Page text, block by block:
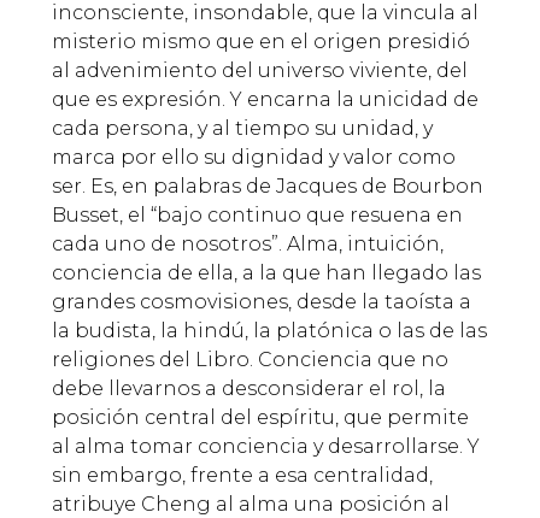
inconsciente, insondable, que la vincula al
misterio mismo que en el origen presidió
al advenimiento del universo viviente, del
que es expresión. Y encarna la unicidad de
cada persona, y al tiempo su unidad, y
marca por ello su dignidad y valor como
ser. Es, en palabras de Jacques de Bourbon
Busset, el “bajo continuo que resuena en
cada uno de nosotros”. Alma, intuición,
conciencia de ella, a la que han llegado las
grandes cosmovisiones, desde la taoísta a
la budista, la hindú, la platónica o las de las
religiones del Libro. Conciencia que no
debe llevarnos a desconsiderar el rol, la
posición central del espíritu, que permite
al alma tomar conciencia y desarrollarse. Y
sin embargo, frente a esa centralidad,
atribuye Cheng al alma una posición al